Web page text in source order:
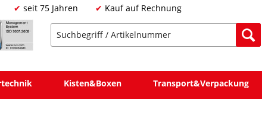
seit 75 Jahren Kauf auf Rechnung
Kisten&Boxen Transport&Verpackung